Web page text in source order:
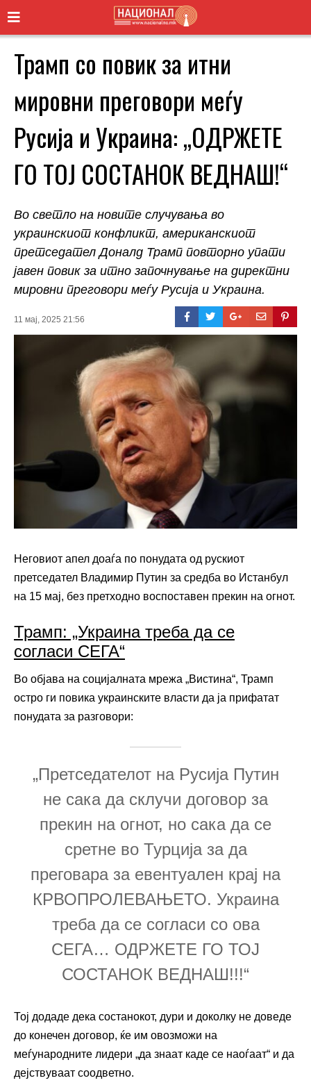
Трамп со повик за итни
мировни преговори меѓу
Русија и Украина: „ОДРЖЕТЕ
ГО ТОЈ СОСТАНОК ВЕДНАШ!“
Во светло на новите случувања во
украинскиот конфликт, американскиот
претседател Доналд Трамп повторно упати
јавен повик за итно започнување на директни
мировни преговори меѓу Русија и Украина.
11 мај, 2025 21:56
Неговиот апел доаѓа по понудата од рускиот
претседател Владимир Путин за средба во Истанбул
на 15 мај, без претходно воспоставен прекин на огнот.
Трамп: „Украина треба да се
согласи СЕГА“
Во објава на социјалната мрежа „Вистина“, Трамп
остро ги повика украинските власти да ја прифатат
понудата за разговори:
„Претседателот на Русија Путин
не сака да склучи договор за
прекин на огнот, но сака да се
сретне во Турција за да
преговара за евентуален крај на
КРВОПРОЛЕВАЊЕТО. Украина
треба да се согласи со ова
СЕГА… ОДРЖЕТЕ ГО ТОЈ
СОСТАНОК ВЕДНАШ!!!“
Тој додаде дека состанокот, дури и доколку не доведе
до конечен договор, ќе им овозможи на
меѓународните лидери „да знаат каде се наоѓаат“ и да
дејствуваат соодветно.